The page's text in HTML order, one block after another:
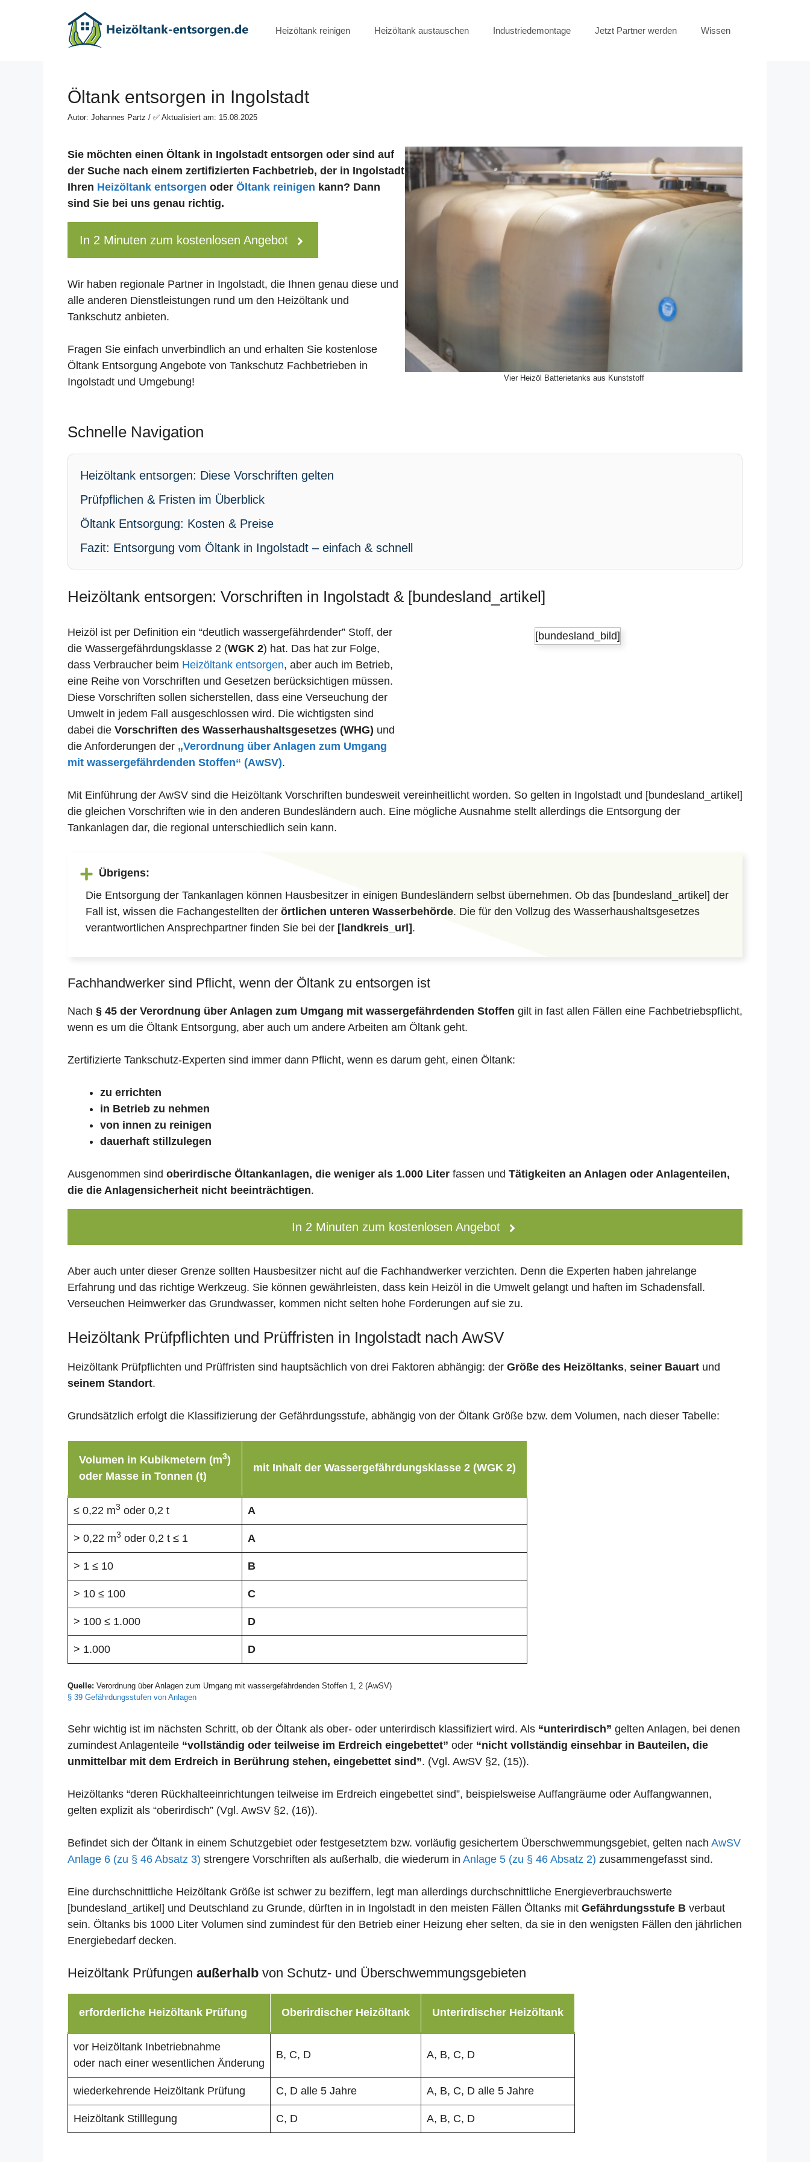
Heizöltank reinigen Heizöltank austauschen Industriedemontage Jetzt Partner werden Wissen
Öltank entsorgen in Ingolstadt
Autor: Johannes Partz / ✅ Aktualisiert am: 15.08.2025
Sie möchten einen Öltank in Ingolstadt entsorgen oder sind auf
der Suche nach einem zertifizierten Fachbetrieb, der in Ingolstadt
Ihren Heizöltank entsorgen oder Öltank reinigen kann? Dann
sind Sie bei uns genau richtig.
In 2 Minuten zum kostenlosen Angebot
Wir haben regionale Partner in Ingolstadt, die Ihnen genau diese und
alle anderen Dienstleistungen rund um den Heizöltank und
Tankschutz anbieten.
Fragen Sie einfach unverbindlich an und erhalten Sie kostenlose
Öltank Entsorgung Angebote von Tankschutz Fachbetrieben in
Ingolstadt und Umgebung!
Vier Heizöl Batterietanks aus Kunststoff
Schnelle Navigation
Heizöltank entsorgen: Diese Vorschriften gelten
Prüfpflichen & Fristen im Überblick
Öltank Entsorgung: Kosten & Preise
Fazit: Entsorgung vom Öltank in Ingolstadt – einfach & schnell
Heizöltank entsorgen: Vorschriften in Ingolstadt & [bundesland_artikel]
Heizöl ist per Definition ein “deutlich wassergefährdender” Stoff, der
die Wassergefährdungsklasse 2 (WGK 2) hat. Das hat zur Folge,
dass Verbraucher beim Heizöltank entsorgen, aber auch im Betrieb,
eine Reihe von Vorschriften und Gesetzen berücksichtigen müssen.
Diese Vorschriften sollen sicherstellen, dass eine Verseuchung der
Umwelt in jedem Fall ausgeschlossen wird. Die wichtigsten sind
dabei die Vorschriften des Wasserhaushaltsgesetzes (WHG) und
die Anforderungen der „Verordnung über Anlagen zum Umgang
mit wassergefährdenden Stoffen“ (AwSV).
[bundesland_bild]
Mit Einführung der AwSV sind die Heizöltank Vorschriften bundesweit vereinheitlicht worden. So gelten in Ingolstadt und [bundesland_artikel]
die gleichen Vorschriften wie in den anderen Bundesländern auch. Eine mögliche Ausnahme stellt allerdings die Entsorgung der
Tankanlagen dar, die regional unterschiedlich sein kann.
Übrigens:
Die Entsorgung der Tankanlagen können Hausbesitzer in einigen Bundesländern selbst übernehmen. Ob das [bundesland_artikel] der
Fall ist, wissen die Fachangestellten der örtlichen unteren Wasserbehörde. Die für den Vollzug des Wasserhaushaltsgesetzes
verantwortlichen Ansprechpartner finden Sie bei der [landkreis_url].
Fachhandwerker sind Pflicht, wenn der Öltank zu entsorgen ist
Nach § 45 der Verordnung über Anlagen zum Umgang mit wassergefährdenden Stoffen gilt in fast allen Fällen eine Fachbetriebspflicht,
wenn es um die Öltank Entsorgung, aber auch um andere Arbeiten am Öltank geht.
Zertifizierte Tankschutz-Experten sind immer dann Pflicht, wenn es darum geht, einen Öltank:
zu errichten
in Betrieb zu nehmen
von innen zu reinigen
dauerhaft stillzulegen
Ausgenommen sind oberirdische Öltankanlagen, die weniger als 1.000 Liter fassen und Tätigkeiten an Anlagen oder Anlagenteilen,
die die Anlagensicherheit nicht beeinträchtigen.
In 2 Minuten zum kostenlosen Angebot
Aber auch unter dieser Grenze sollten Hausbesitzer nicht auf die Fachhandwerker verzichten. Denn die Experten haben jahrelange
Erfahrung und das richtige Werkzeug. Sie können gewährleisten, dass kein Heizöl in die Umwelt gelangt und haften im Schadensfall.
Verseuchen Heimwerker das Grundwasser, kommen nicht selten hohe Forderungen auf sie zu.
Heizöltank Prüfpflichten und Prüffristen in Ingolstadt nach AwSV
Heizöltank Prüfpflichten und Prüffristen sind hauptsächlich von drei Faktoren abhängig: der Größe des Heizöltanks, seiner Bauart und
seinem Standort.
Grundsätzlich erfolgt die Klassifizierung der Gefährdungsstufe, abhängig von der Öltank Größe bzw. dem Volumen, nach dieser Tabelle:
Volumen in Kubikmetern (m3)
oder Masse in Tonnen (t)
mit Inhalt der Wassergefährdungsklasse 2 (WGK 2)
≤ 0,22 m3 oder 0,2 t A
> 0,22 m3 oder 0,2 t ≤ 1 A
> 1 ≤ 10 B
> 10 ≤ 100 C
> 100 ≤ 1.000 D
> 1.000 D
Quelle: Verordnung über Anlagen zum Umgang mit wassergefährdenden Stoffen 1, 2 (AwSV)
§ 39 Gefährdungsstufen von Anlagen
Sehr wichtig ist im nächsten Schritt, ob der Öltank als ober- oder unterirdisch klassifiziert wird. Als “unterirdisch” gelten Anlagen, bei denen
zumindest Anlagenteile “vollständig oder teilweise im Erdreich eingebettet” oder “nicht vollständig einsehbar in Bauteilen, die
unmittelbar mit dem Erdreich in Berührung stehen, eingebettet sind”. (Vgl. AwSV §2, (15)).
Heizöltanks “deren Rückhalteeinrichtungen teilweise im Erdreich eingebettet sind”, beispielsweise Auffangräume oder Auffangwannen,
gelten explizit als “oberirdisch” (Vgl. AwSV §2, (16)).
Befindet sich der Öltank in einem Schutzgebiet oder festgesetztem bzw. vorläufig gesichertem Überschwemmungsgebiet, gelten nach AwSV
Anlage 6 (zu § 46 Absatz 3) strengere Vorschriften als außerhalb, die wiederum in Anlage 5 (zu § 46 Absatz 2) zusammengefasst sind.
Eine durchschnittliche Heizöltank Größe ist schwer zu beziffern, legt man allerdings durchschnittliche Energieverbrauchswerte
[bundesland_artikel] und Deutschland zu Grunde, dürften in in Ingolstadt in den meisten Fällen Öltanks mit Gefährdungsstufe B verbaut
sein. Öltanks bis 1000 Liter Volumen sind zumindest für den Betrieb einer Heizung eher selten, da sie in den wenigsten Fällen den jährlichen
Energiebedarf decken.
Heizöltank Prüfungen außerhalb von Schutz- und Überschwemmungsgebieten
erforderliche Heizöltank Prüfung Oberirdischer Heizöltank Unterirdischer Heizöltank
vor Heizöltank Inbetriebnahme
oder nach einer wesentlichen Änderung
B, C, D A, B, C, D
wiederkehrende Heizöltank Prüfung C, D alle 5 Jahre A, B, C, D alle 5 Jahre
Heizöltank Stilllegung C, D A, B, C, D